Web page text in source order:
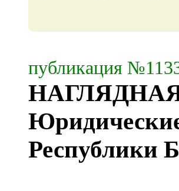
публикация
Республики